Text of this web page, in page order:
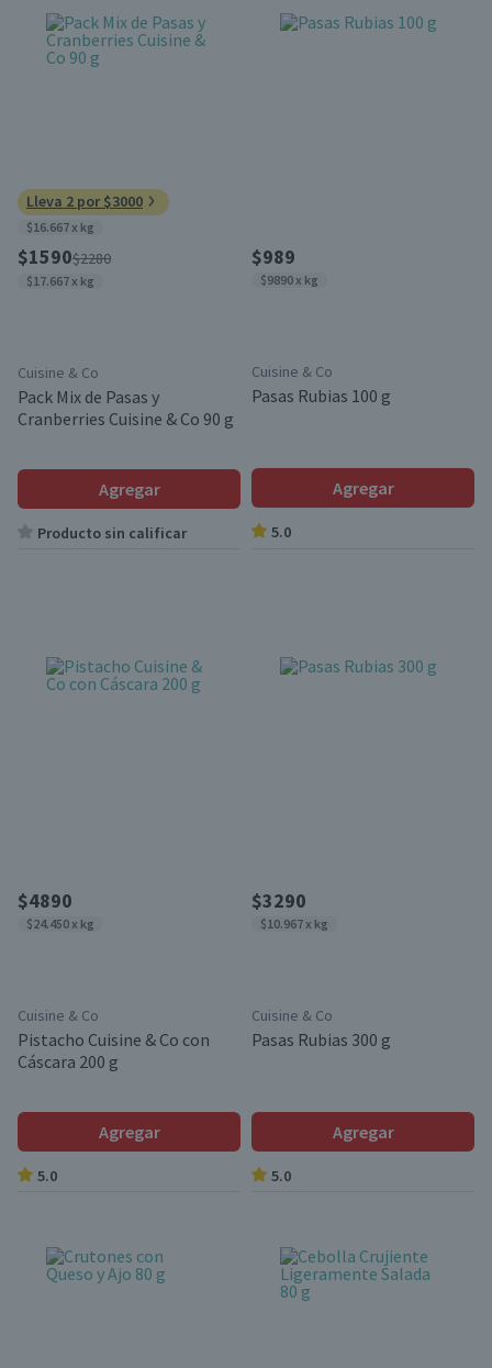
Lleva 2 por $3000
$16.667 x kg
$1590$2280
$17.667 x kg
Cuisine & Co
Pack Mix de Pasas y
Cranberries Cuisine & Co 90 g
Agregar
Producto sin calificar
$989
$9890 x kg
Cuisine & Co
Pasas Rubias 100 g
Agregar
5.0
$4890
$24.450 x kg
Cuisine & Co
Pistacho Cuisine & Co con
Cáscara 200 g
Agregar
5.0
$3290
$10.967 x kg
Cuisine & Co
Pasas Rubias 300 g
Agregar
5.0